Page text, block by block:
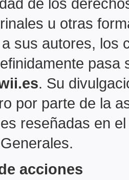
u otras
sus autores, los
pasa
. Su
por parte de la
reseñadas en
acciones